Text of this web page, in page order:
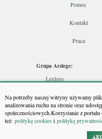
Na potrzeby naszej witryny używamy
analizowania ruchu na stronie oraz
społecznościowych.Korzystanie z portalu
też: politykę cookiesi politykę
Pomoc
Kontakt
Praca
Grupa Arslege:
Lexlege
Skarbowcy
Urzędnik
Rzeczoznawca